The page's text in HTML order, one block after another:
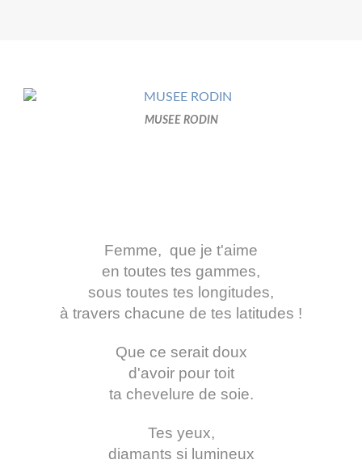
MUSEE RODIN
Femme, que je t'aime
en toutes tes gammes,
sous toutes tes longitudes,
à travers chacune de tes latitudes !
Que ce serait doux
d'avoir pour toit
ta chevelure de soie.
Tes yeux,
diamants si lumineux